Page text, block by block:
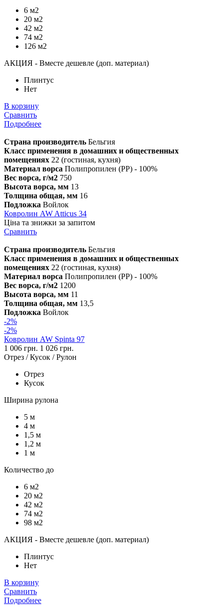
6 м2
20 м2
42 м2
74 м2
126 м2
АКЦИЯ - Вместе дешевле (доп. материал)
Плинтус
Нет
В корзину
Сравнить
Подробнее
Страна производитель Бельгия
Класс применения в домашних и общественных
помещениях 22 (гостиная, кухня)
Материал ворса Полипропилен (PP) - 100%
Вес ворса, г/м2 750
Высота ворса, мм 13
Толщина общая, мм 16
Подложка Войлок
Ковролин AW Atticus 34
Ціна та знижки за запитом
Сравнить
Страна производитель Бельгия
Класс применения в домашних и общественных
помещениях 22 (гостиная, кухня)
Материал ворса Полипропилен (PP) - 100%
Вес ворса, г/м2 1200
Высота ворса, мм 11
Толщина общая, мм 13,5
Подложка Войлок
-2%
-2%
Ковролин AW Spinta 97
1 006 грн. 1 026 грн.
Отрез / Кусок / Рулон
Отрез
Кусок
Ширина рулона
5 м
4 м
1,5 м
1,2 м
1 м
Количество до
6 м2
20 м2
42 м2
74 м2
98 м2
АКЦИЯ - Вместе дешевле (доп. материал)
Плинтус
Нет
В корзину
Сравнить
Подробнее